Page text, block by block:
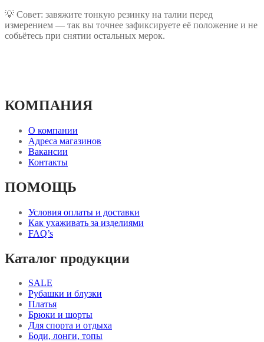
💡 Совет: завяжите тонкую резинку на талии перед
измерением — так вы точнее зафиксируете её положение и не
собьётесь при снятии остальных мерок.
КОМПАНИЯ
О компании
Адреса магазинов
Вакансии
Контакты
ПОМОЩЬ
Условия оплаты и доставки
Как ухаживать за изделиями
FAQ’s
Каталог продукции
SALE
Рубашки и блузки
Платья
Брюки и шорты
Для спорта и отдыха
Боди, лонги, топы